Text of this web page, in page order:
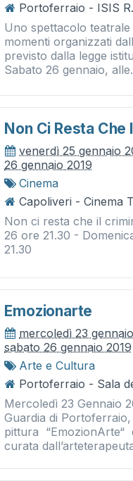
Portoferraio - ISIS
Uno spettacolo
momenti organizzati
previsto dalla legge
Sabato 26 gennaio,
Non Ci Resta Che
venerdì 25 gennaio
26 gennaio 2019
Cinema
Capoliveri - Cinema
Non ci resta che il
26 ore 21.30 -
21.30
Emozionarte
mercoledì 23
sabato 26 gennaio 2019
Arte e Cultura
Portoferraio - Sala
Mercoledì 23 Gennaio
Guardia di
pittura “EmozionArte“
curata